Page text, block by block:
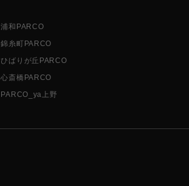
浦和PARCO
錦糸町PARCO
ひばりが丘PARCO
心斎橋PARCO
PARCO_ya上野